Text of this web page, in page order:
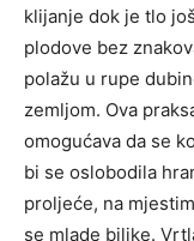
klijanje dok je tlo
plodove bez
polažu u rupe
zemljom. Ova
omogućava da se
bi se oslobodila
proljeće, na
se mlade biljke.